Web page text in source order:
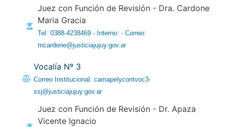
Juez con Función de Revisión - Dra. Cardone
Maria Gracia
Tel: 0388-4238469 - Interno: - Correo:
mcardone@justiciajujuy.gov.ar
Vocalía Nº 3
Correo Institucional: camapelycontvoc3-
ssj@justiciajujuy.gov.ar
Juez con Función de Revisión - Dr. Apaza
Vicente Ignacio